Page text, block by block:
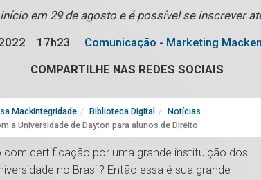
em 29 de agosto e é possível se inscrever
17h23
Comunicação - Marketing
COMPARTILHE NAS REDES SOCIAIS
MackIntegridade Biblioteca Digital
Notícias
a Universidade de Dayton para alunos de Direito
com certificação por uma grande instituição dos
no Brasil? Então essa é sua grande